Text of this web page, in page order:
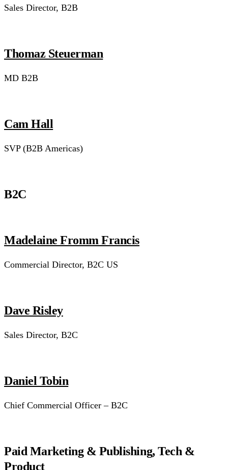
Sales Director, B2B
Thomaz Steuerman
MD B2B
Cam Hall
SVP (B2B Americas)
B2C
Madelaine Fromm Francis
Commercial Director, B2C US
Dave Risley
Sales Director, B2C
Daniel Tobin
Chief Commercial Officer – B2C
Paid Marketing & Publishing, Tech &
Product